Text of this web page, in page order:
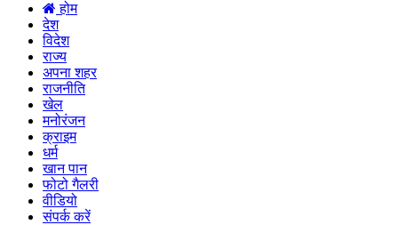
होम
देश
विदेश
राज्य
अपना शहर
राजनीति
खेल
मनोरंजन
क्राइम
धर्म
खान पान
फोटो गैलरी
वीडियो
संपर्क करें